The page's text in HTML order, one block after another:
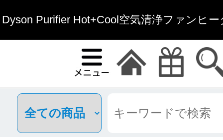
Dyson Purifier Hot+Cool空気清浄ファンヒ
ィス家具通